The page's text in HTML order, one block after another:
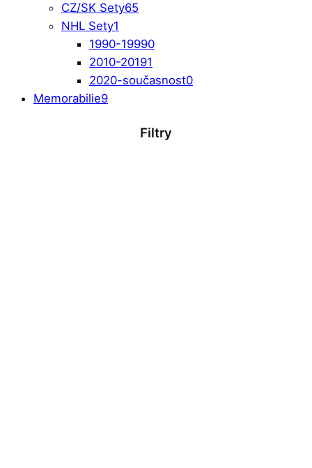
CZ/SK Sety65
NHL Sety1
1990-19990
2010-20191
2020-současnost0
Memorabilie9
Filtry